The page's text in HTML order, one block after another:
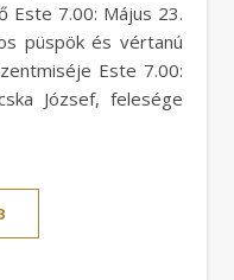
Este 7.00: Május 23.
püspök és vértanú
Este 7.00:
József, felesége